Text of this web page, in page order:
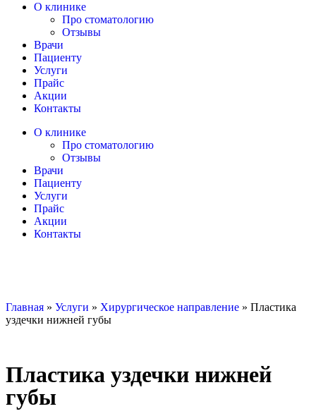
О клинике
Про стоматологию
Отзывы
Врачи
Пациенту
Услуги
Прайс
Акции
Контакты
О клинике
Про стоматологию
Отзывы
Врачи
Пациенту
Услуги
Прайс
Акции
Контакты
Главная » Услуги » Хирургическое направление » Пластика
уздечки нижней губы
Пластика уздечки нижней
губы